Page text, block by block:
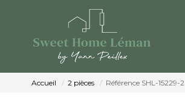
Accueil 2 pièces Référence SHL-15229-2